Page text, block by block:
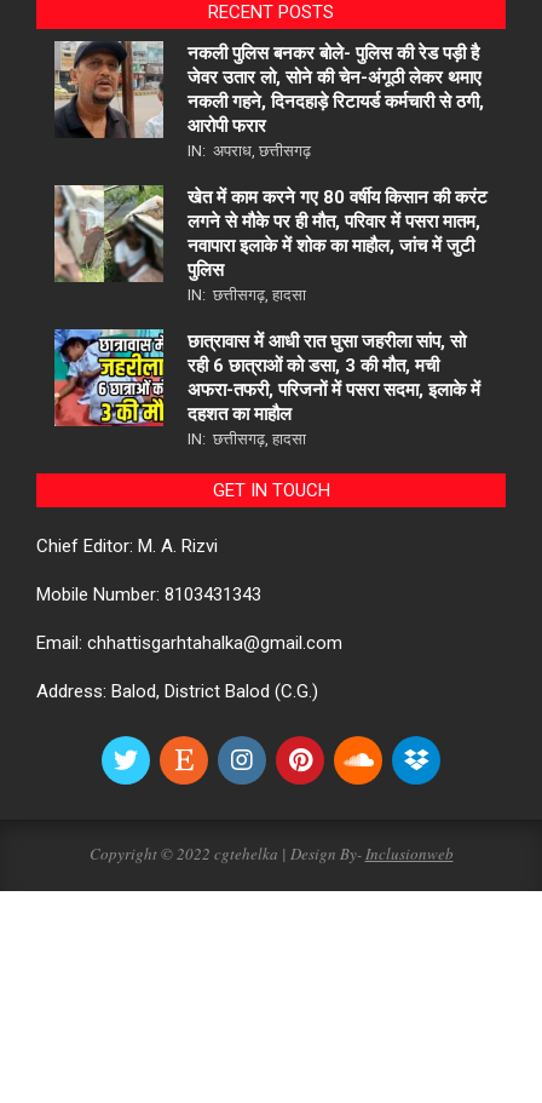
RECENT POSTS
नकली पुलिस बनकर बोले- पुलिस की रेड पड़ी है
जेवर उतार लो, सोने की चेन-अंगूठी लेकर थमाए
नकली गहने, दिनदहाड़े रिटायर्ड कर्मचारी से ठगी,
आरोपी फरार
IN: अपराध, छत्तीसगढ़
खेत में काम करने गए 80 वर्षीय किसान की करंट
लगने से मौके पर ही मौत, परिवार में पसरा मातम,
नवापारा इलाके में शोक का माहौल, जांच में जुटी
पुलिस
IN: छत्तीसगढ़, हादसा
छात्रावास में आधी रात घुसा जहरीला सांप, सो
रही 6 छात्राओं को डसा, 3 की मौत, मची
अफरा-तफरी, परिजनों में पसरा सदमा, इलाके में
दहशत का माहौल
IN: छत्तीसगढ़, हादसा
GET IN TOUCH
Chief Editor: M. A. Rizvi
Mobile Number: 8103431343
Email: chhattisgarhtahalka@gmail.com
Address: Balod, District Balod (C.G.)
Copyright © 2022 cgtehelka | Design By-Inclusionweb